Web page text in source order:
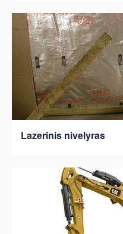
Lazerinis nivelyras